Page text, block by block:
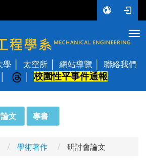
通大學 機械工程學系
學 太空所 網站導覽
聯絡我們
校園性平事件通報
文 專書
學術著作 研討會論文